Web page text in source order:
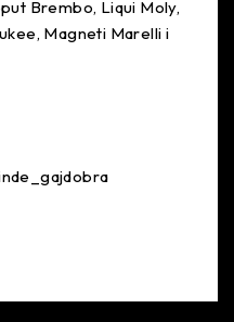
Brembo, Liqui Moly,
Magneti Marelli i